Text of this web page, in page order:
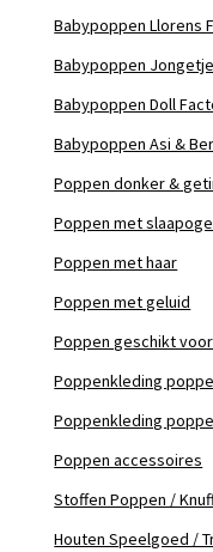
Babypoppen Llorens
Babypoppen
Babypoppen Doll
Babypoppen Asi &
Poppen donker &
Poppen met
Poppen met haar
Poppen met geluid
Poppen geschikt
Poppenkleding
Poppenkleding
Poppen accessoires
Stoffen Poppen /
Houten Speelgoed /